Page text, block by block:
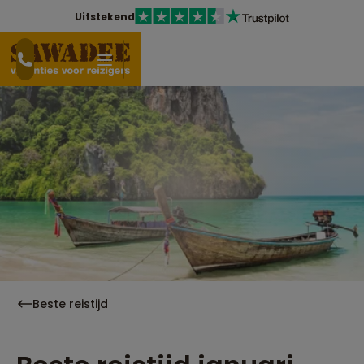
Uitstekend
Beste reistijd